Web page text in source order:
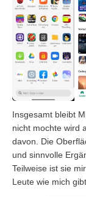
Insgesamt bleibt
nicht mochte wird
davon. Die
und sinnvolle
Teilweise ist sie
Leute wie mich